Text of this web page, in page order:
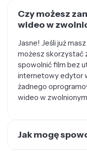
Czy możesz
wideo w
Jasne! Jeśli już
możesz skorzystać
spowolnić film bez
internetowy edytor
żadnego
wideo w
Jak mogę